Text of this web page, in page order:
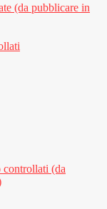
(da pubblicare in
(da